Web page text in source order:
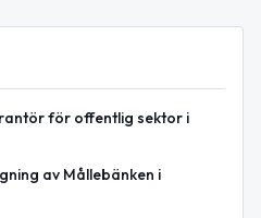
för offentlig sektor i
av Mållebänken i